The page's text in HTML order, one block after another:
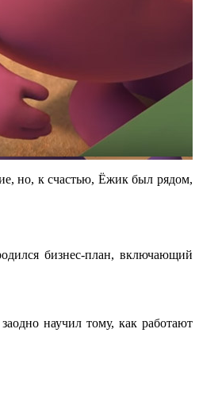
но, к счастью, Ёжик был рядом,
бизнес-план, включающий
научил тому, как работают